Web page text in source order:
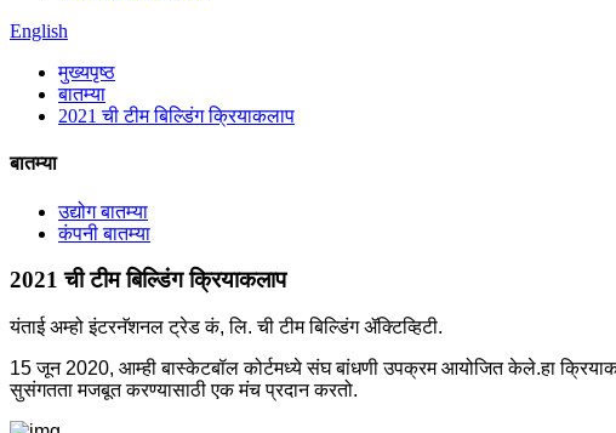
English
मुख्यपृष्ठ
बातम्या
2021 ची टीम बिल्डिंग क्रियाकलाप
बातम्या
उद्योग बातम्या
कंपनी बातम्या
2021 ची टीम बिल्डिंग क्रियाकलाप
यंताई अम्हो इंटरनॅशनल ट्रेड कं, लि. ची टीम बिल्डिंग ॲक्टिव्हिटी.
15 जून 2020, आम्ही बास्केटबॉल कोर्टमध्ये संघ बांधणी उपक्रम आयोजित केले.हा
सुसंगतता मजबूत करण्यासाठी एक मंच प्रदान करतो.